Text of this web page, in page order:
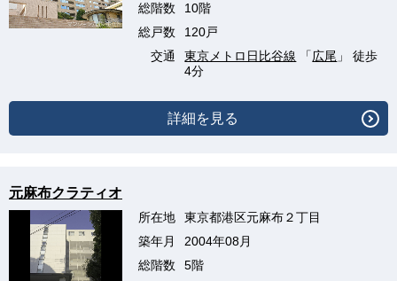
総階数
10階
総戸数
120戸
交通
東京メトロ日比谷線 「広尾 」 徒歩
4分
詳細を見る
元麻布クラティオ
所在地
東京都港区元麻布２丁目
築年月
2004年08月
総階数
5階